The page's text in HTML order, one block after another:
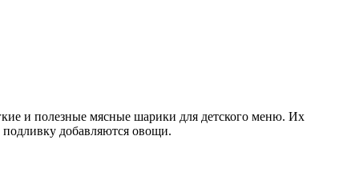
и полезные мясные шарики для детского меню. Их
добавляются овощи.